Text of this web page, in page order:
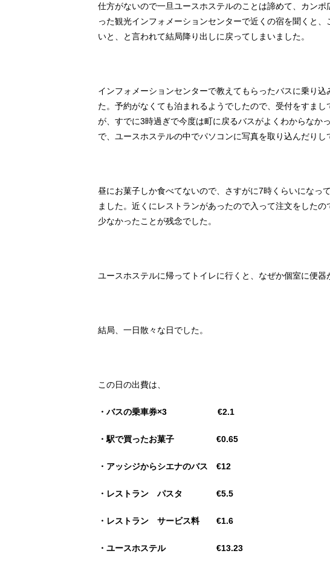
仕方がないので一旦ユースホステルのことは諦めて、カン
った観光インフォメーションセンターで近くの宿を聞くと
いと、と言われて結局降り出しに戻ってしまいました。
インフォメーションセンターで教えてもらったバスに乗り
た。予約がなくても泊まれるようでしたので、受付をすま
が、すでに3時過ぎで今度は町に戻るバスがよくわからなか
で、ユースホステルの中でパソコンに写真を取り込んだりし
昼にお菓子しか食べてないので、さすがに7時くらいになっ
ました。近くにレストランがあったので入って注文をした
少なかったことが残念でした。
ユースホステルに帰ってトイレに行くと、なぜか個室に便
結局、一日散々な日でした。
この日の出費は、
・バスの乗車券×3 €2.1
・駅で買ったお菓子 €0.65
・アッシジからシエナのバス €12
・レストラン パスタ €5.5
・レストラン サービス料 €1.6
・ユースホステル €13.23